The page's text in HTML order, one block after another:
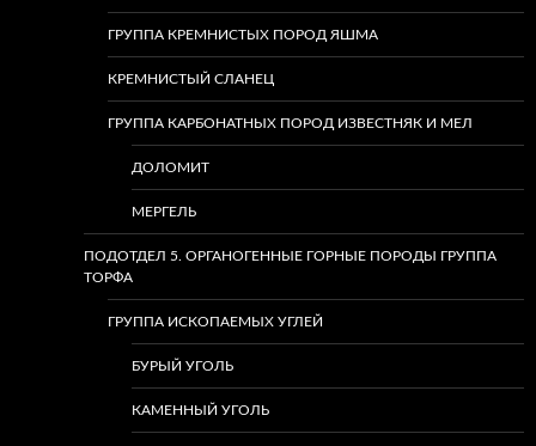
ГРУППА КРЕМНИСТЫХ ПОРОД ЯШМА
КРЕМНИСТЫЙ СЛАНЕЦ
ГРУППА КАРБОНАТНЫХ ПОРОД ИЗВЕСТНЯК И МЕЛ
ДОЛОМИТ
МЕРГЕЛЬ
ПОДОТДЕЛ 5. ОРГАНОГЕННЫЕ ГОРНЫЕ ПОРОДЫ ГРУППА
ТОРФА
ГРУППА ИСКОПАЕМЫХ УГЛЕЙ
БУРЫЙ УГОЛЬ
КАМЕННЫЙ УГОЛЬ